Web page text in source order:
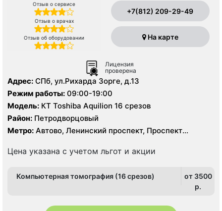
Отзыв о сервисе
Отзыв о врачах
Отзыв об оборудовании
+7(812) 209-29-49
На карте
Лицензия
проверена
Адрес: СПб, ул.Рихарда Зорге, д.13
Режим работы: 09:00-19:00
Модель: КТ Toshiba Aquilion 16 срезов
Район: Петродворцовый
Метро: Автово, Ленинский проспект, Проспект
Цена указана с учетом льгот и акции
Компьютерная томография (16 срезов)
от 3500
p.